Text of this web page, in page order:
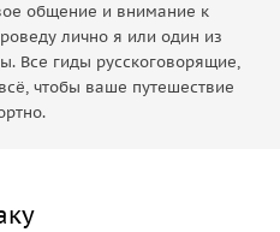
общение и внимание к
лично я или один из
Все гиды русскоговорящие,
чтобы ваше путешествие